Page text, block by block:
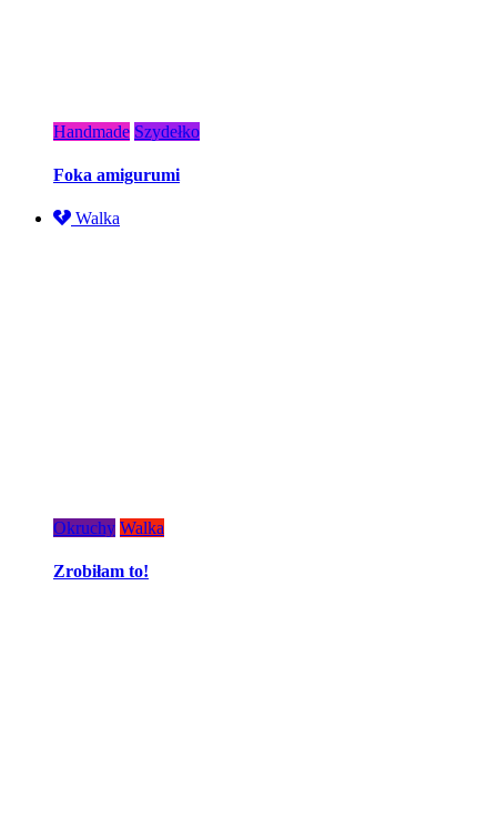
Handmade Szydełko
Foka amigurumi
Walka
Okruchy Walka
Zrobiłam to!